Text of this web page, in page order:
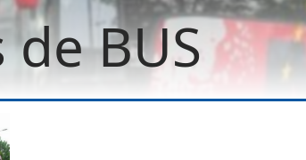
BUS